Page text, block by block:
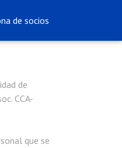
de socios
de
CCA-
que se